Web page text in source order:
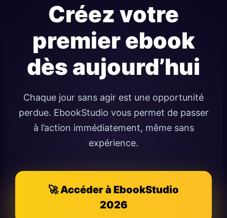
Créez votre
premier ebook
dès aujourd’hui
Chaque jour sans agir est une opportunité
perdue. EbookStudio vous permet de passer
à l’action immédiatement, même sans
expérience.
🚀 Accéder à EbookStudio
2026